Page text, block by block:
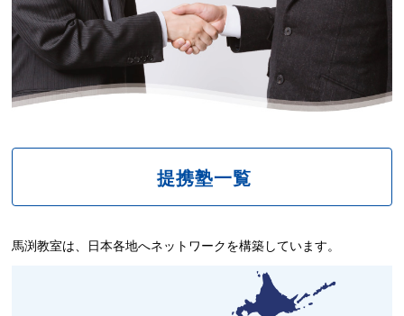
提携塾一覧
馬渕教室は、日本各地へネットワークを構築しています。